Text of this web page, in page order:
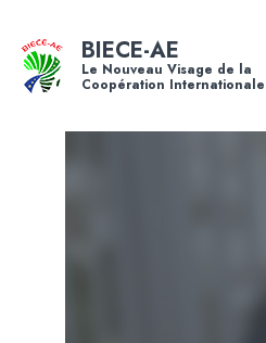
BIECE-AE
Le Nouveau Visage de la
Coopération Internationale